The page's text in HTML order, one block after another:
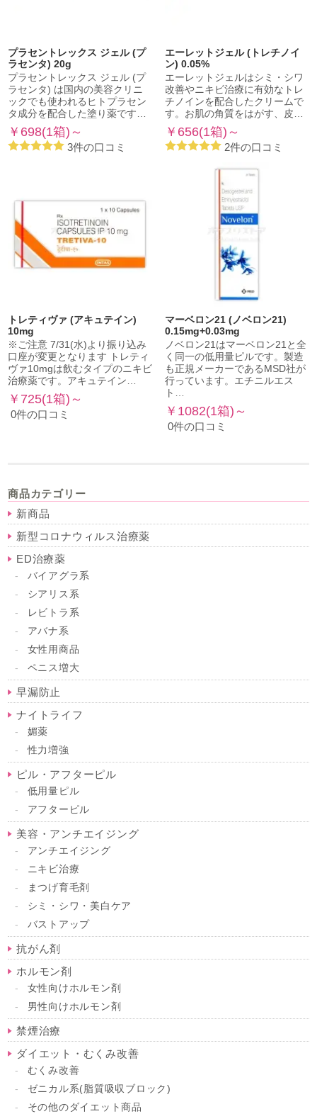
プラセントレックス ジェル (プ
ラセンタ) 20g
プラセントレックス ジェル (プ
ラセンタ) は国内の美容クリニ
ックでも使われるヒトプラセン
タ成分を配合した塗り薬です…
￥698(1箱)～
3件の口コミ
エーレットジェル (トレチノイ
ン) 0.05%
エーレットジェルはシミ・シワ
改善やニキビ治療に有効なトレ
チノインを配合したクリームで
す。お肌の角質をはがす、皮…
￥656(1箱)～
2件の口コミ
トレティヴァ (アキュテイン)
10mg
※ご注意 7/31(水)より振り込み
口座が変更となります トレティ
ヴァ10mgは飲むタイプのニキビ
治療薬です。アキュテイン…
￥725(1箱)～
0件の口コミ
マーベロン21 (ノベロン21)
0.15mg+0.03mg
ノベロン21はマーベロン21と全
く同一の低用量ピルです。製造
も正規メーカーであるMSD社が
行っています。エチニルエス
ト…
￥1082(1箱)～
0件の口コミ
商品カテゴリー
新商品
新型コロナウィルス治療薬
ED治療薬
バイアグラ系
シアリス系
レビトラ系
アバナ系
女性用商品
ペニス増大
早漏防止
ナイトライフ
媚薬
性力増強
ピル・アフターピル
低用量ピル
アフターピル
美容・アンチエイジング
アンチエイジング
ニキビ治療
まつげ育毛剤
シミ・シワ・美白ケア
バストアップ
抗がん剤
ホルモン剤
女性向けホルモン剤
男性向けホルモン剤
禁煙治療
ダイエット・むくみ改善
むくみ改善
ゼニカル系(脂質吸収ブロック)
その他のダイエット商品